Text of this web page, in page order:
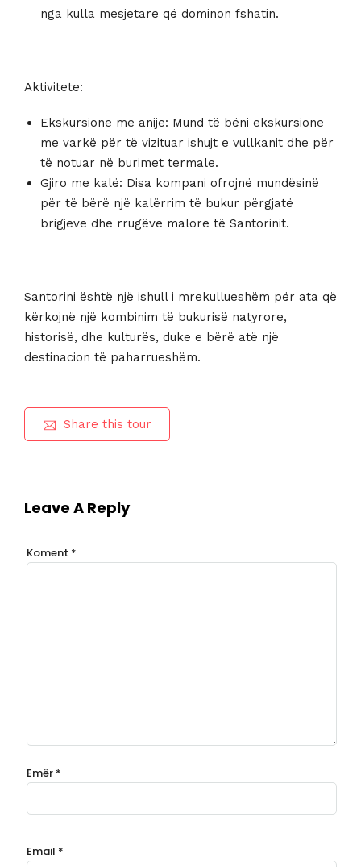
nga kulla mesjetare që dominon fshatin.
Aktivitete:
Ekskursione me anije: Mund të bëni ekskursione
me varkë për të vizituar ishujt e vullkanit dhe për
të notuar në burimet termale.
Gjiro me kalë: Disa kompani ofrojnë mundësinë
për të bërë një kalërrim të bukur përgjatë
brigjeve dhe rrugëve malore të Santorinit.
Santorini është një ishull i mrekullueshëm për ata që
kërkojnë një kombinim të bukurisë natyrore,
historisë, dhe kulturës, duke e bërë atë një
destinacion të paharrueshëm.
Share this tour
Leave A Reply
Koment *
Emër *
Email *